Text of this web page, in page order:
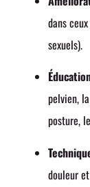
dans
sexuels).
pelvien,
posture,
douleur